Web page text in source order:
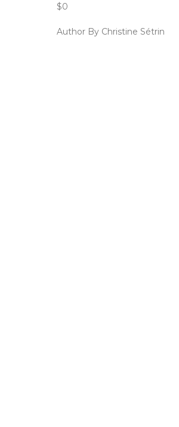
$0
Author By Christine Sétrin